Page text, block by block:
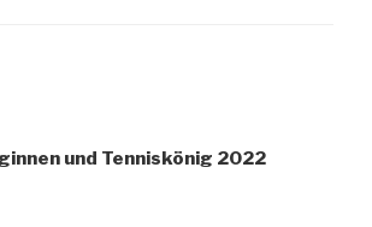
und Tenniskönig 2022